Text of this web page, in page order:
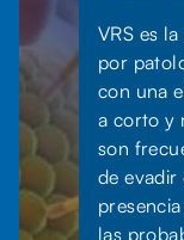
VRS es
por
con una
a corto y
son
de evadir
las